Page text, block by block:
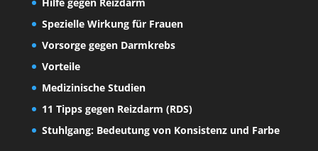
Spezielle Wirkung für Frauen
Vorsorge gegen Darmkrebs
Vorteile
Medizinische Studien
11 Tipps gegen Reizdarm (RDS)
Stuhlgang: Bedeutung von Konsistenz und Farbe